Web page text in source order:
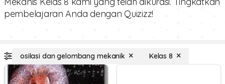
pembelajaran Anda dengan Quizizz!
osilasi dan gelombang mekanik Kelas 8